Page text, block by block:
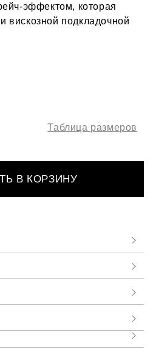
эффектом, которая
подкладочной
Таблица размеров
В КОРЗИНУ